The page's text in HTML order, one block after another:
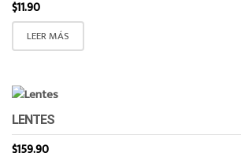
$11.90
LEER MÁS
LENTES